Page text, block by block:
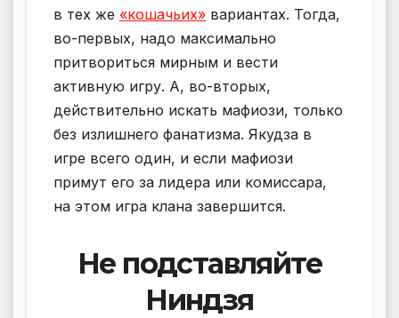
в тех же «кошачьих» вариантах. Тогда,
во-первых, надо максимально
притвориться мирным и вести
активную игру. А, во-вторых,
действительно искать мафиози, только
без излишнего фанатизма. Якудза в
игре всего один, и если мафиози
примут его за лидера или комиссара,
на этом игра клана завершится.
Не подставляйте
Ниндзя